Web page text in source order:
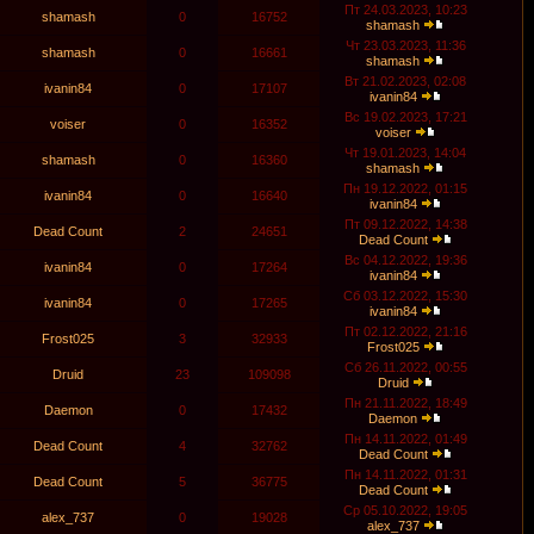
shamash 0 16752
Пт 24.03.2023, 10:23
shamash
shamash
0 16661
Чт 23.03.2023, 11:36
shamash
ivanin84
0 17107
Вт 21.02.2023, 02:08
ivanin84
voiser
0 16352
Вс 19.02.2023, 17:21
voiser
shamash
0 16360
Чт 19.01.2023, 14:04
shamash
ivanin84
0 16640
Пн 19.12.2022, 01:15
ivanin84
Dead Count
2 24651
Пт 09.12.2022, 14:38
Dead Count
ivanin84
0 17264
Вс 04.12.2022, 19:36
ivanin84
ivanin84
0 17265
Сб 03.12.2022, 15:30
ivanin84
Frost025
3 32933
Пт 02.12.2022, 21:16
Frost025
Druid
23 109098
Сб 26.11.2022, 00:55
Druid
Daemon
0 17432
Пн 21.11.2022, 18:49
Daemon
Dead Count
4 32762
Пн 14.11.2022, 01:49
Dead Count
Dead Count
5 36775
Пн 14.11.2022, 01:31
Dead Count
alex_737
0 19028
Ср 05.10.2022, 19:05
alex_737